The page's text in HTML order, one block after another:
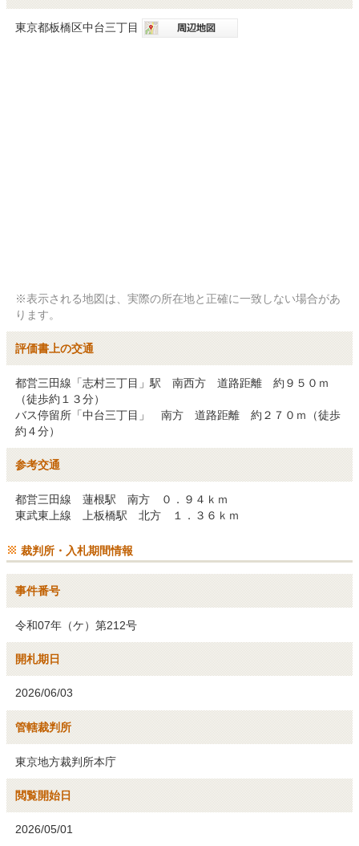
東京都板橋区中台三丁目
※表示される地図は、実際の所在地と正確に一致しない場合があ
ります。
評価書上の交通
都営三田線「志村三丁目」駅　南西方　道路距離　約９５０ｍ
（徒歩約１３分）
バス停留所「中台三丁目」　南方　道路距離　約２７０ｍ（徒歩
約４分）
参考交通
都営三田線　蓮根駅　南方　０．９４ｋｍ
東武東上線　上板橋駅　北方　１．３６ｋｍ
裁判所・入札期間情報
事件番号
令和07年（ケ）第212号
開札期日
2026/06/03
管轄裁判所
東京地方裁判所本庁
閲覧開始日
2026/05/01